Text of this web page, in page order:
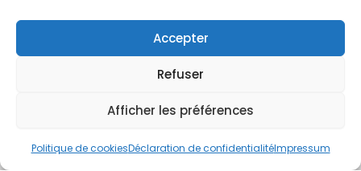
Accepter
Refuser
Afficher les préférences
Politique de cookiesDéclaration de confidentialitéImpressum
cboukris@habitat-social.com